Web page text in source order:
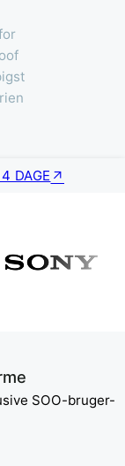
DAGE
SOO-bruger-